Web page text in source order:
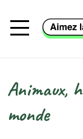
Fil d'Ariane
Animaux,
monde